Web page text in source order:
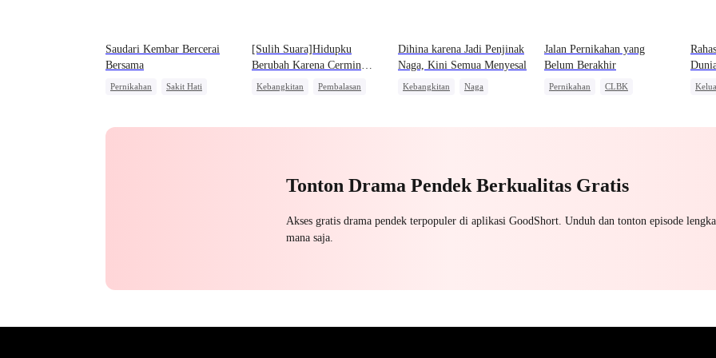
Saudari Kembar Bercerai
Bersama
Pernikahan
Sakit Hati
[Sulih Suara]Hidupku
Berubah Karena Cermin
Perunggu Ajaib !
Kebangkitan
Pembalasan
Dihina karena Jadi Penjinak
Naga, Kini Semua Menyesal
Kebangkitan
Naga
Jalan Pernikahan yang
Belum Berakhir
Pernikahan
CLBK
Tonton Drama Pendek Berkualitas Gratis
Akses gratis drama pendek terpopuler di aplikasi GoodShort. Unduh dan tonton episode
mana saja.